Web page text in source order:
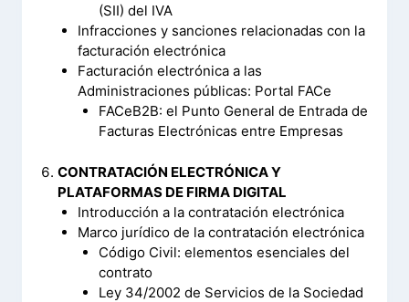
(SII) del IVA
Infracciones y sanciones relacionadas con la
facturación electrónica
Facturación electrónica a las
Administraciones públicas: Portal FACe
FACeB2B: el Punto General de Entrada de
Facturas Electrónicas entre Empresas
CONTRATACIÓN ELECTRÓNICA Y
PLATAFORMAS DE FIRMA DIGITAL
Introducción a la contratación electrónica
Marco jurídico de la contratación electrónica
Código Civil: elementos esenciales del
contrato
Ley 34/2002 de Servicios de la Sociedad